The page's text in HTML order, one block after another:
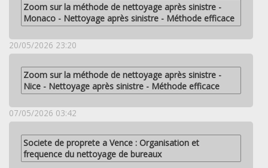
Zoom sur la méthode de nettoyage après sinistre -
Monaco - Nettoyage après sinistre - Méthode efficace
20/05/2026 23:20
Zoom sur la méthode de nettoyage après sinistre -
Nice - Nettoyage après sinistre - Méthode efficace
07/05/2026 03:42
Societe de proprete a Vence : Organisation et
frequence du nettoyage de bureaux